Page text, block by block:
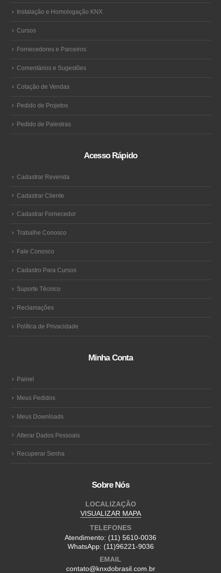
Instalação e Homologação KNX
Cursos
Fornecedores e Parceiros
Comentários e Sugestões
Cotação de Vendas
Pedido de Projetos
Pedido de Palestras
Acesso Rápido
Cadastrar Revenda
Cadastrar Cliente
Cadastrar Fornecedor
Trabalhe Conosco
Fale Conosco
Cadastro Para Cursos
Suporte Técnico
Reclamações
Política de Privacidade
Minha Conta
Painel
Meus Pedidos
Meus Downloads
Alterar Dados Pessoais
Recuperar Senha
Sobre Nós
LOCALIZAÇÃO
VISUALIZAR MAPA
TELEFONES
Atendimento: (11) 5610-0036
WhatsApp: (11)96221-9036
EMAIL
contato@knxdobrasil.com.br